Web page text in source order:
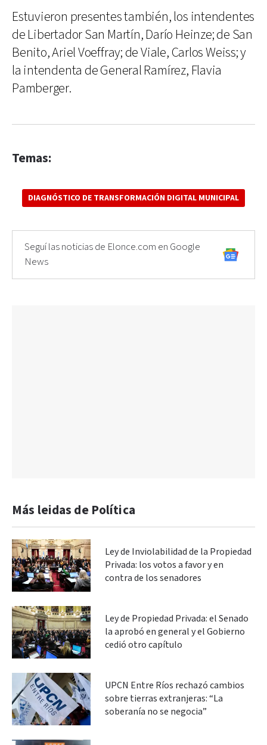
Estuvieron presentes también, los intendentes
de Libertador San Martín, Darío Heinze; de San
Benito, Ariel Voeffray; de Viale, Carlos Weiss; y
la intendenta de General Ramírez, Flavia
Pamberger.
Temas:
DIAGNÓSTICO DE TRANSFORMACIÓN DIGITAL MUNICIPAL
Seguí las noticias de Elonce.com en Google
News
Más leidas de Política
Ley de Inviolabilidad de la Propiedad
Privada: los votos a favor y en
contra de los senadores
Ley de Propiedad Privada: el Senado
la aprobó en general y el Gobierno
cedió otro capítulo
UPCN Entre Ríos rechazó cambios
sobre tierras extranjeras: “La
soberanía no se negocia”